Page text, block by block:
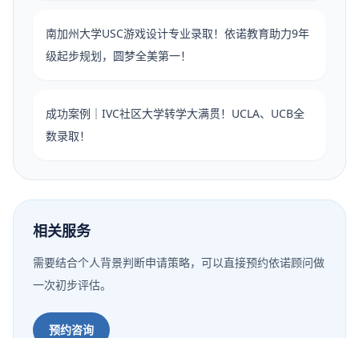
南加州大学USC游戏设计专业录取！依诺教育助力9年
级起步规划，圆梦全美第一！
成功案例｜IVC社区大学转学大满贯！UCLA、UCB全
数录取！
相关服务
需要结合个人背景判断申请策略，可以直接预约依诺顾问做
一次初步评估。
预约咨询